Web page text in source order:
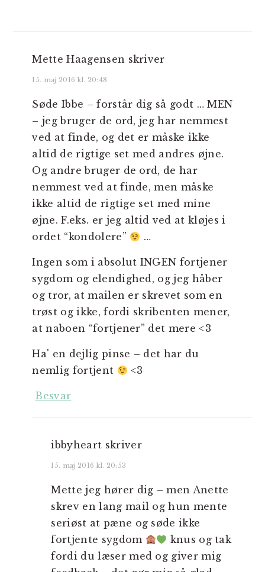
Mette Haagensen skriver
15. maj 2016 kl. 20:48
Søde Ibbe – forstår dig så godt … MEN
– jeg bruger de ord, jeg har nemmest
ved at finde, og det er måske ikke
altid de rigtige set med andres øjne.
Og andre bruger de ord, de har
nemmest ved at finde, men måske
ikke altid de rigtige set med mine
øjne. F.eks. er jeg altid ved at kløjes i
ordet “kondolere”
…
Ingen som i absolut INGEN fortjener
sygdom og elendighed, og jeg håber
og tror, at mailen er skrevet som en
trøst og ikke, fordi skribenten mener,
at naboen “fortjener” det mere <3
Ha' en dejlig pinse – det har du
nemlig fortjent
<3
Besvar
ibbyheart skriver
15. maj 2016 kl. 20:53
Mette jeg hører dig – men Anette
skrev en lang mail og hun mente
seriøst at pæne og søde ikke
fortjente sygdom
knus og tak
fordi du læser med og giver mig